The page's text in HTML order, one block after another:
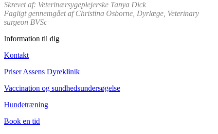
Skrevet af: Veterinærsygeplejerske Tanya Dick
Fagligt gennemgået af Christina Osborne, Dyrlæge, Veterinary
surgeon BVSc
Information til dig
Kontakt
Priser Assens Dyreklinik
Vaccination og sundhedsundersøgelse
Hundetræning
Book en tid